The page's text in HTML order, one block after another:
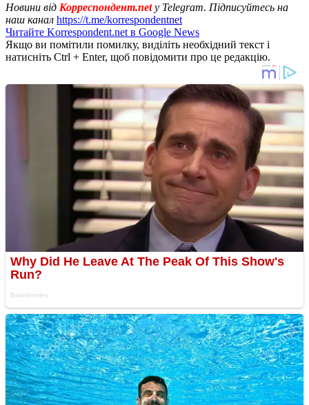
Новини від Корреспондент.net у Telegram. Підписуйтесь на
наш канал https://t.me/korrespondentnet
Читайте Korrespondent.net в Google News
Якщо ви помітили помилку, виділіть необхідний текст і
натисніть Ctrl + Enter, щоб повідомити про це редакцію.